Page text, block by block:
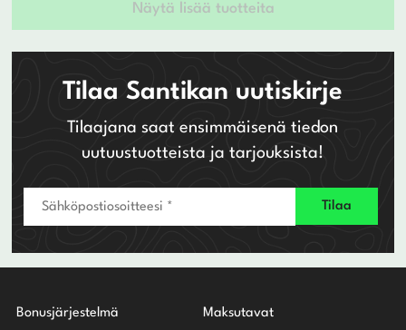
Näytä lisää tuotteita
Tilaa Santikan uutiskirje
Tilaajana saat ensimmäisenä tiedon
uutuustuotteista ja tarjouksista!
Bonusjärjestelmä Maksutavat